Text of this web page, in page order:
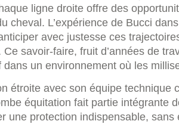
ligne droite offre des
cheval. L’expérience de Bucci
avec justesse ces
savoir-faire, fruit d’années de
un environnement où les
étroite avec son équipe technique
équitation fait partie intégrante
une protection indispensable,